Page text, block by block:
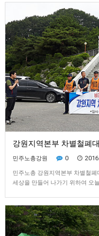
역본부, 원주원예농협 조합원
10…
강원지역본부 차별철폐
민주노총강원 0
민주노총 강원지역본부 차별철
세상을 만들어 나가기 위하여 오
직철폐! 최저임금 1만원 쟁취!강
재벌개…